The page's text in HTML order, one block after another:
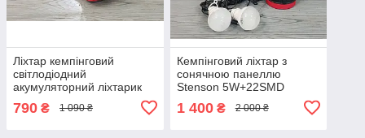
Ліхтар кемпінговий
світлодіодний
акумуляторний ліхтарик
кемпінгова лампа на
790 ₴ 1 090 ₴
Кемпінговий ліхтар з
сонячною панеллю
Stenson 5W+22SMD
світлодіодна аварійна
1 400₴ 2 000 ₴